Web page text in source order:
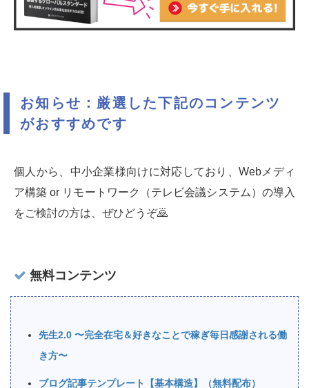
お知らせ：厳選した下記のコンテンツ
がおすすめです
個人から、中小企業様向けに対応しており、Webメディ
ア構築 or リモートワーク（テレビ会議システム）の導入
をご検討の方は、ぜひどうぞ🙇‍
無料コンテンツ
先生2.0 〜完全在宅＆好きなことで稼ぎ毎日感謝される働
き方〜
ブログ記事テンプレート【基本構造】（無料配布）